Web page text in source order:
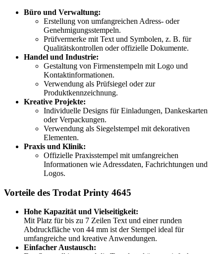
Büro und Verwaltung:
Erstellung von umfangreichen Adress- oder
Genehmigungsstempeln.
Prüfvermerke mit Text und Symbolen, z. B. für
Qualitätskontrollen oder offizielle Dokumente.
Handel und Industrie:
Gestaltung von Firmenstempeln mit Logo und
Kontaktinformationen.
Verwendung als Prüfsiegel oder zur
Produktkennzeichnung.
Kreative Projekte:
Individuelle Designs für Einladungen, Dankeskarten
oder Verpackungen.
Verwendung als Siegelstempel mit dekorativen
Elementen.
Praxis und Klinik:
Offizielle Praxisstempel mit umfangreichen
Informationen wie Adressdaten, Fachrichtungen und
Logos.
Vorteile des Trodat Printy 4645
Hohe Kapazität und Vielseitigkeit:
Mit Platz für bis zu 7 Zeilen Text und einer runden
Abdruckfläche von 44 mm ist der Stempel ideal für
umfangreiche und kreative Anwendungen.
Einfacher Austausch: